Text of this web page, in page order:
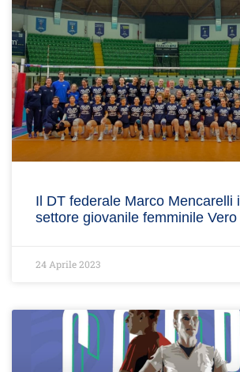
Il DT federale Marco Mencarelli
settore giovanile femminile Vero
24 Aprile 2023